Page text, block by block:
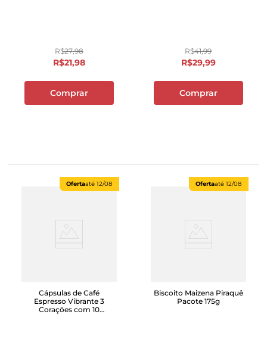
R$27,98
R$21,98
Comprar
R$41,99
R$29,99
Comprar
Ofertaaté 12/08
Cápsulas de Café
Espresso Vibrante 3
Corações com 10
Ofertaaté 12/08
Biscoito Maizena Piraquê
Pacote 175g